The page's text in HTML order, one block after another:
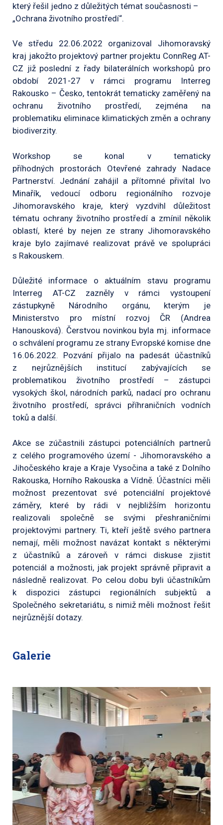
který řešil jedno z důležitých témat současnosti –
„Ochrana životního prostředí“.
Ve středu 22.06.2022 organizoval Jihomoravský
kraj jakožto projektový partner projektu ConnReg AT-
CZ již poslední z řady bilaterálních workshopů pro
období 2021-27 v rámci programu Interreg
Rakousko – Česko, tentokrát tematicky zaměřený na
ochranu životního prostředí, zejména na
problematiku eliminace klimatických změn a ochrany
biodiverzity.
Workshop se konal v tematicky
příhodných prostorách Otevřené zahrady Nadace
Partnerství. Jednání zahájil a přítomné přivítal Ivo
Minařík, vedoucí odboru regionálního rozvoje
Jihomoravského kraje, který vyzdvihl důležitost
tématu ochrany životního prostředí a zmínil několik
oblastí, které by nejen ze strany Jihomoravského
kraje bylo zajímavé realizovat právě ve spolupráci
s Rakouskem.
Důležité informace o aktuálním stavu programu
Interreg AT-CZ zazněly v rámci vystoupení
zástupkyně Národního orgánu, kterým je
Ministerstvo pro místní rozvoj ČR (Andrea
Hanousková). Čerstvou novinkou byla mj. informace
o schválení programu ze strany Evropské komise dne
16.06.2022. Pozvání přijalo na padesát účastníků
z nejrůznějších institucí zabývajících se
problematikou životního prostředí – zástupci
vysokých škol, národních parků, nadací pro ochranu
životního prostředí, správci příhraničních vodních
toků a další.
Akce se zúčastnili zástupci potenciálních partnerů
z celého programového území - Jihomoravského a
Jihočeského kraje a Kraje Vysočina a také z Dolního
Rakouska, Horního Rakouska a Vídně. Účastníci měli
možnost prezentovat své potenciální projektové
záměry, které by rádi v nejbližším horizontu
realizovali společně se svými přeshraničními
projektovými partnery. Ti, kteří ještě svého partnera
nemají, měli možnost navázat kontakt s některými
z účastníků a zároveň v rámci diskuse zjistit
potenciál a možnosti, jak projekt správně připravit a
následně realizovat. Po celou dobu byli účastníkům
k dispozici zástupci regionálních subjektů a
Společného sekretariátu, s nimiž měli možnost řešit
nejrůznější dotazy.
Galerie